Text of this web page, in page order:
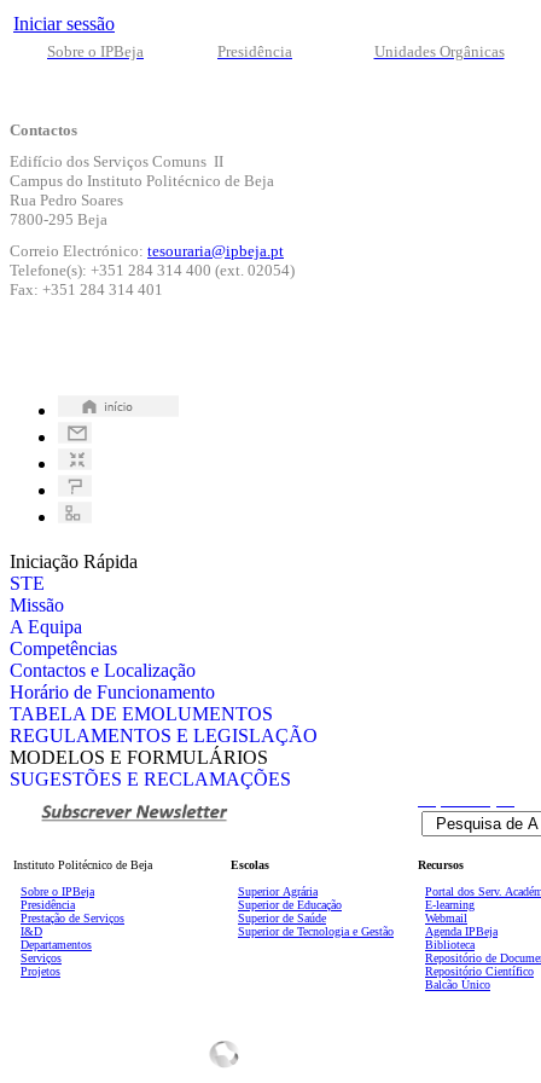
Iniciar sessão
Sobre o IPBeja Presidência Unidades Orgânicas
Contactos
Edifício dos Serviços Comuns II
Campus do Instituto Politécnico de Beja
Rua Pedro Soares
7800-295 Beja
Correio Electrónico: tesouraria@ipbeja.pt
Telefone(s): +351 284 314 400 (ext. 02054)
Fax: +351 284 314 401
Iniciação Rápida
STE
Missão
A Equipa
Competências
Contactos e Localização
Horário de Funcionamento
TABELA DE EMOLUMENTOS
REGULAMENTOS E LEGISLAÇÃO
MODELOS E FORMULÁRIOS
SUGESTÕES E RECLAMAÇÕES
Instituto Politécnico de Beja
Sobre o IPBeja
Presidência
Prestação de Serviços
I&D
Departamentos
Serviços
Projetos
Escolas
Superior Agrária
Superior de Educação
Superior de Saúde
Superior de Tecnologia e Gestão
Recursos
Portal dos Serv.
E-learning
Webmail
Agenda IPBeja
Biblioteca
Repositório de
Repositório Científico
Balcão Único